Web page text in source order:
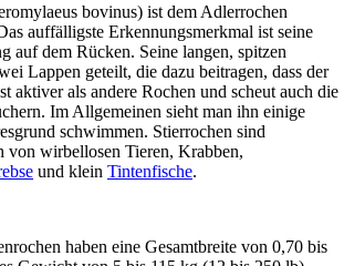
bovinus) ist dem Adlerrochen
auffälligste Erkennungsmerkmal ist seine
auf dem Rücken. Seine langen, spitzen
Lappen geteilt, die dazu beitragen, dass der
aktiver als andere Rochen und scheut auch die
Im Allgemeinen sieht man ihn einige
schwimmen. Stierrochen sind
von wirbellosen Tieren, Krabben,
und klein Tintenfische.
haben eine Gesamtbreite von 0,70 bis